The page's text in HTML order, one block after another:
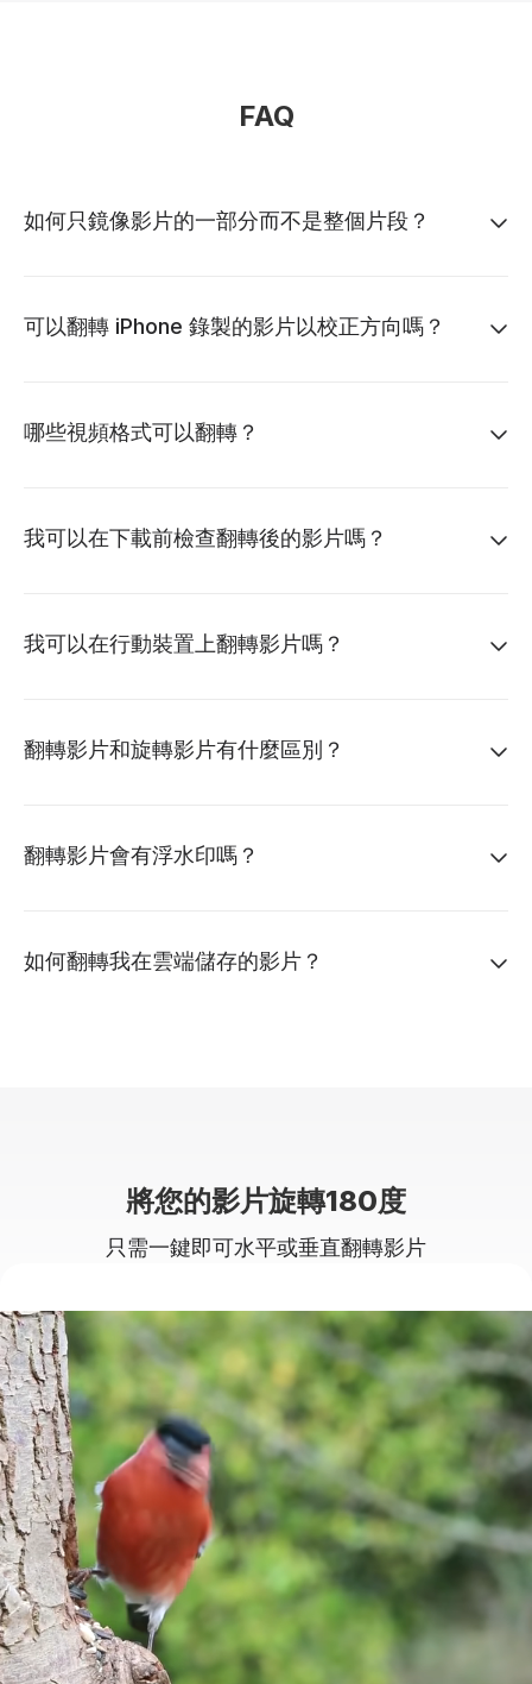
FAQ
如何只鏡像影片的一部分而不是整個片段？
可以翻轉 iPhone 錄製的影片以校正方向嗎？
哪些視頻格式可以翻轉？
我可以在下載前檢查翻轉後的影片嗎？
我可以在行動裝置上翻轉影片嗎？
翻轉影片和旋轉影片有什麼區別？
翻轉影片會有浮水印嗎？
如何翻轉我在雲端儲存的影片？
將您的影片旋轉180度
只需一鍵即可水平或垂直翻轉影片